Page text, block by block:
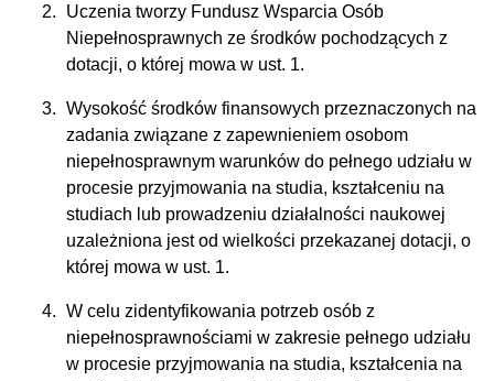
Uczenia tworzy Fundusz Wsparcia Osób
Niepełnosprawnych ze środków pochodzących z
dotacji, o której mowa w ust. 1.
Wysokość środków finansowych przeznaczonych na
zadania związane z zapewnieniem osobom
niepełnosprawnym warunków do pełnego udziału w
procesie przyjmowania na studia, kształceniu na
studiach lub prowadzeniu działalności naukowej
uzależniona jest od wielkości przekazanej dotacji, o
której mowa w ust. 1.
W celu zidentyfikowania potrzeb osób z
niepełnosprawnościami w zakresie pełnego udziału
w procesie przyjmowania na studia, kształcenia na